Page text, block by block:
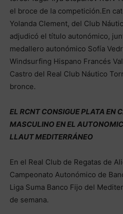
el broce de la competición.En
Yolanda Clement, del Club
adjudicó el título autonómico,
medallero autonómico Sofía
Windsurfing Hispano Francés
Castro del Real Club Náutico
bronce.
EL RCNT CONSIGUE PLATA EN
MASCULINO EN EL
LLAUT MEDITERRÁNEO
En el Real Club de Regatas de
Campeonato Autonómico de
Liga Suma Banco Fijo del
de semana.